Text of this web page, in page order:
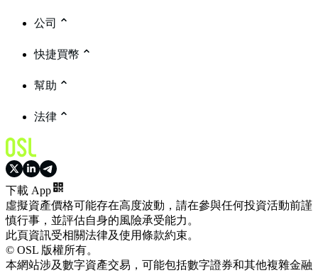
公司
快捷買幣
幫助
法律
下載 App
虛擬資產價格可能存在高度波動，請在參與任何投資活動前謹
慎行事，並評估自身的風險承受能力。
此頁資訊受相關法律及使用條款約束。
© OSL 版權所有。
本網站涉及數字資產交易，可能包括數字證券和其他複雜金融